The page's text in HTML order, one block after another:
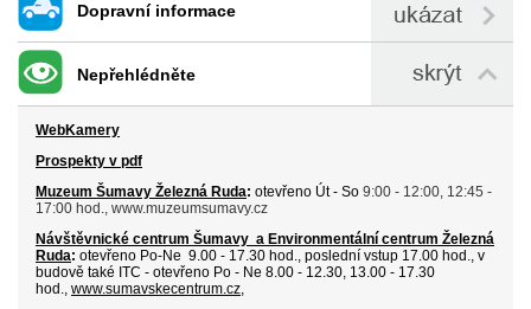
Dopravní informace
Nepřehlédněte
WebKamery
Prospekty v pdf
Muzeum Šumavy Železná Ruda: otevřeno Út - So 9:00 - 12:00, 12:45 -
17:00 hod., www.muzeumsumavy.cz
Návštěvnické centrum Šumavy a Environmentální centrum Železná
Ruda: otevřeno Po-Ne 9.00 - 17.30 hod., poslední vstup 17.00 hod., v
budově také ITC - otevřeno Po - Ne 8.00 - 12.30, 13.00 - 17.30
hod., www.sumavskecentrum.cz